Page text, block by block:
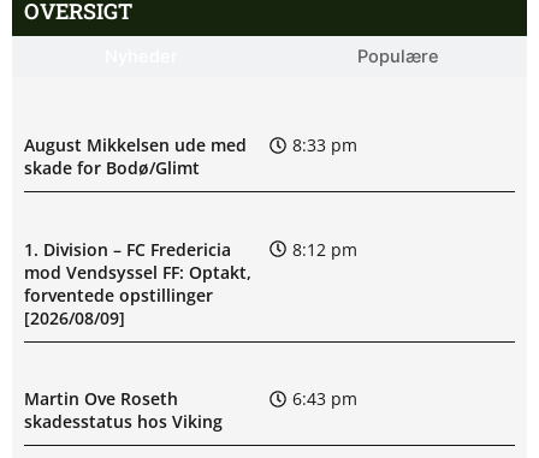
OVERSIGT
Populære
August Mikkelsen ude med
skade for Bodø/Glimt
8:33 pm
1. Division – FC Fredericia
mod Vendsyssel FF: Optakt,
forventede opstillinger
[2026/08/09]
8:12 pm
Martin Ove Roseth
skadesstatus hos Viking
6:43 pm